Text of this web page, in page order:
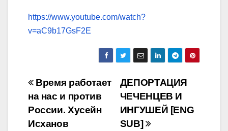
https://www.youtube.com/watch?
v=aC9b17GsF2E
Навигация
по
записям
ДЕПОРТАЦИЯ
ЧЕЧЕНЦЕВ И
ИНГУШЕЙ [ENG
SUB]
Время работает
на нас и против
России. Хусейн
Исханов